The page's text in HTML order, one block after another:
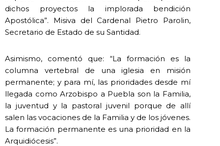
dichos proyectos la implorada bendición
Apostólica”. Misiva del Cardenal Pietro Parolin,
Secretario de Estado de su Santidad.
Asimismo, comentó que: “La formación es la
columna vertebral de una iglesia en misión
permanente; y para mí, las prioridades desde mí
llegada como Arzobispo a Puebla son la Familia,
la juventud y la pastoral juvenil porque de allí
salen las vocaciones de la Familia y de los jóvenes.
La formación permanente es una prioridad en la
Arquidiócesis”.